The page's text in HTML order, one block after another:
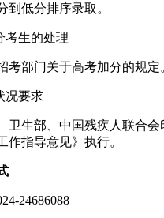
到低分排序录取。
考生的处理
考部门关于高考加分的规定
况要求
卫生部、中国残疾人联合
作指导意见》执行。
24686088